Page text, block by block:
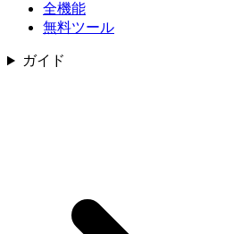
全機能
無料ツール
ガイド